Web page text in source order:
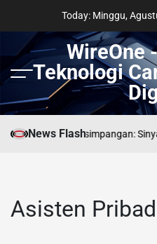
content
Today: Minggu,
Menu
WireOne
Teknologi
News Flash
Telekom di Persimpangan:
Asisten